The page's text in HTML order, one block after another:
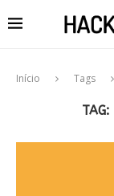
Início Tags
TAG: